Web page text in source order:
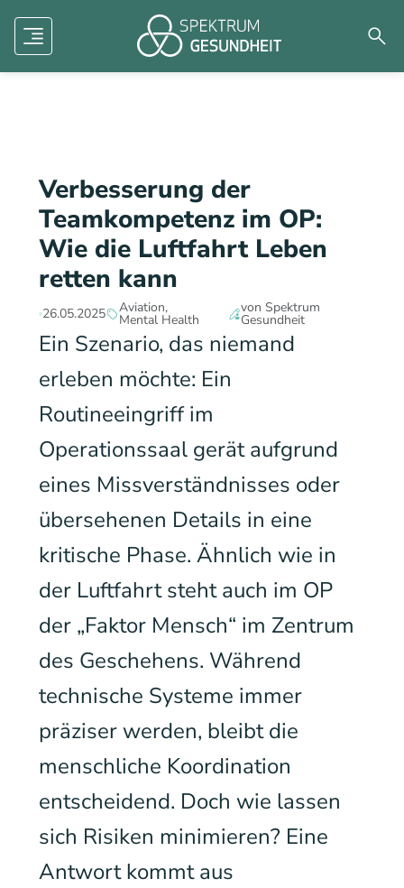
Menü
Human factors Mental Health
Zukunft der Medizin
Forschung
Verbesserung der
Teamkompetenz im OP:
Wie die Luftfahrt Leben
retten kann
26.05.2025 Aviation
Mental Health
von Spektrum
Gesundheit
Ein Szenario, das niemand
erleben möchte: Ein
Routineeingriff im
Operationssaal gerät aufgrund
eines Missverständnisses oder
übersehenen Details in eine
kritische Phase. Ähnlich wie in
der Luftfahrt steht auch im OP
der „Faktor Mensch“ im Zentrum
des Geschehens. Während
technische Systeme immer
präziser werden, bleibt die
menschliche Koordination
entscheidend. Doch wie lassen
sich Risiken minimieren? Eine
Antwort kommt aus